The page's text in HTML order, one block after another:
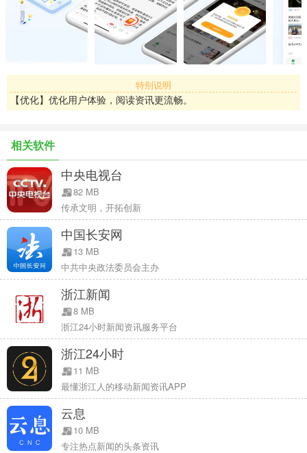
特别说明
【优化】优化用户体验，阅读资讯更流畅。
相关软件
中央电视台
82 MB
传承文明，开拓创新
中国长安网
13 MB
中共中央政法委员会主办
浙江新闻
8 MB
浙江24小时新闻资讯服务平台
浙江24小时
11 MB
最懂浙江人的移动新闻资讯APP
云息
10 MB
专注热点新闻的头条资讯